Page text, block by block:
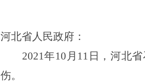
河北省人民政府：
2021年10月11日，河北
伤。